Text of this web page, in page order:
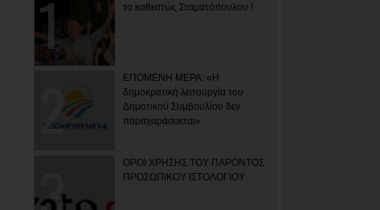
το καθεστώς Σταματόπουλου !
ΕΠΟΜΕΝΗ ΜΕΡΑ: «Η
δημοκρατική λειτουργία του
Δημοτικού Συμβουλίου δεν
παραχαράσσεται»
ΟΡΟΙ ΧΡΗΣΗΣ ΤΟΥ ΠΑΡΟΝΤΟΣ
ΠΡΟΣΩΠΙΚΟΥ ΙΣΤΟΛΟΓΙΟΥ